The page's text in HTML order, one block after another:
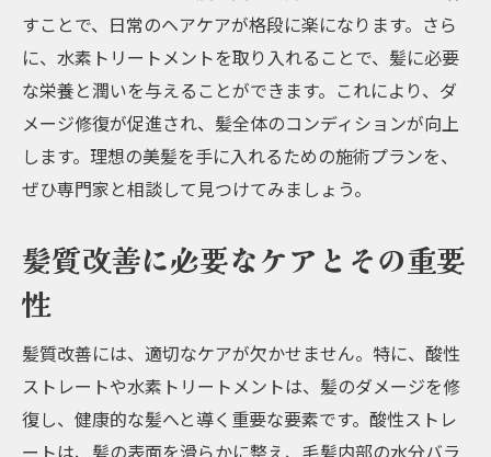
すことで、日常のヘアケアが格段に楽になります。さら
に、水素トリートメントを取り入れることで、髪に必要
な栄養と潤いを与えることができます。これにより、ダ
メージ修復が促進され、髪全体のコンディションが向上
します。理想の美髪を手に入れるための施術プランを、
ぜひ専門家と相談して見つけてみましょう。
髪質改善に必要なケアとその重要
性
髪質改善には、適切なケアが欠かせません。特に、酸性
ストレートや水素トリートメントは、髪のダメージを修
復し、健康的な髪へと導く重要な要素です。酸性ストレ
ートは、髪の表面を滑らかに整え、毛髪内部の水分バラ